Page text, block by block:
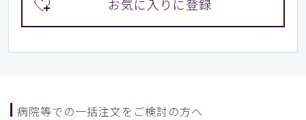
病院等での一括注文をご検討の方へ